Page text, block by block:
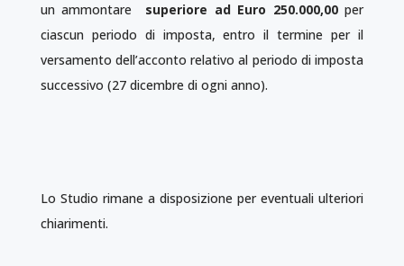
un ammontare superiore ad Euro 250.000,00per
ciascun periodo di imposta, entro il termine per il
versamento dell’acconto relativo al periodo di imposta
successivo (27 dicembre di ogni anno).
Lo Studio rimane a disposizione per eventuali ulteriori
chiarimenti.